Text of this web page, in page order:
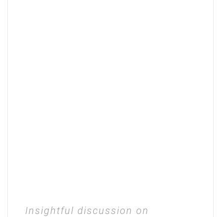
Insightful discussion on